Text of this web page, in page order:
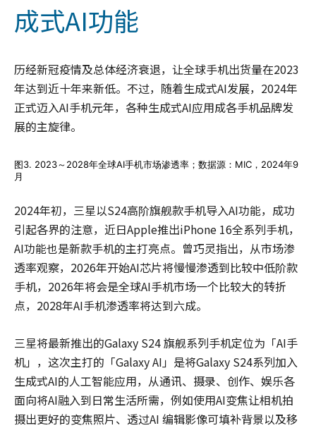
成式AI功能
历经新冠疫情及总体经济衰退，让全球手机出货量在2023
年达到近十年来新低。不过，随着生成式AI发展，2024年
正式迈入AI手机元年，各种生成式AI应用成各手机品牌发
展的主旋律。
图3. 2023～2028年全球AI手机市场渗透率；数据源：MIC，2024年9
月
2024年初，三星以S24高阶旗舰款手机导入AI功能，成功
引起各界的注意，近日Apple推出iPhone 16全系列手机，
AI功能也是新款手机的主打亮点。曾巧灵指出，从市场渗
透率观察，2026年开始AI芯片将慢慢渗透到比较中低阶款
手机，2026年将会是全球AI手机市场一个比较大的转折
点，2028年AI手机渗透率将达到六成。
三星将最新推出的Galaxy S24 旗舰系列手机定位为「AI手
机」，这次主打的「Galaxy AI」是将Galaxy S24系列加入
生成式AI的人工智能应用，从通讯、摄录、创作、娱乐各
面向将AI融入到日常生活所需，例如使用AI变焦让相机拍
摄出更好的变焦照片、透过AI 编辑影像可填补背景以及移